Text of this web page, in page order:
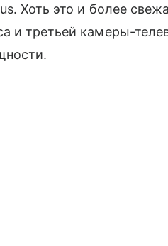
Хоть это и более
и третьей камеры-